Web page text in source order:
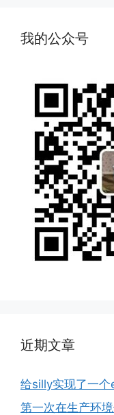
我的公众号
近期文章
给silly实现了一
第一次在生产环